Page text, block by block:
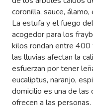
coronilla, sauce,
La estufa y el fuego
acogedor para los
kilos rondan entre 400
las lluvias afectan la
esfuerzan por tener
eucaliptus, naranjo,
domicilio es una de
ofrecen a las personas.